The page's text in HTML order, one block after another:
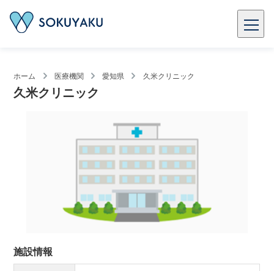
ホーム 医療機関 愛知県 久米クリニック
久米クリニック
施設情報